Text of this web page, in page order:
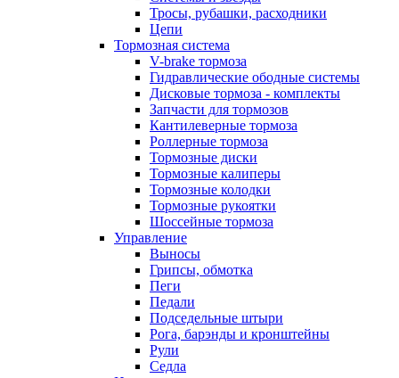
Тросы, рубашки, расходники
Цепи
Тормозная система
V-brake тормоза
Гидравлические ободные системы
Дисковые тормоза - комплекты
Запчасти для тормозов
Кантилеверные тормоза
Роллерные тормоза
Тормозные диски
Тормозные калиперы
Тормозные колодки
Тормозные рукоятки
Шоссейные тормоза
Управление
Выносы
Грипсы, обмотка
Пеги
Педали
Подседельные штыри
Рога, барэнды и кронштейны
Рули
Седла